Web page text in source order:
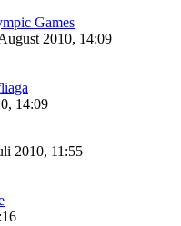
Games
2010, 14:09
14:09
2010, 11:55